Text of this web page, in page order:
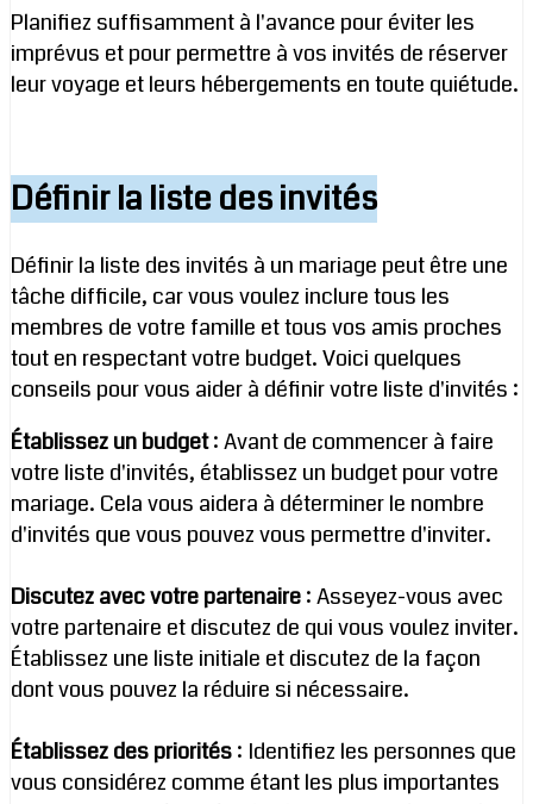
Planifiez suffisamment à l'avance pour éviter les
imprévus et pour permettre à vos invités de réserver
leur voyage et leurs hébergements en toute quiétude.
Définir la liste des invités
Définir la liste des invités à un mariage peut être une
tâche difficile, car vous voulez inclure tous les
membres de votre famille et tous vos amis proches
tout en respectant votre budget. Voici quelques
conseils pour vous aider à définir votre liste d'invités :
Établissez un budget: Avant de commencer à faire
votre liste d'invités, établissez un budget pour votre
mariage. Cela vous aidera à déterminer le nombre
d'invités que vous pouvez vous permettre d'inviter.
Discutez avec votre partenaire: Asseyez-vous avec
votre partenaire et discutez de qui vous voulez inviter.
Établissez une liste initiale et discutez de la façon
dont vous pouvez la réduire si nécessaire.
Établissez des priorités: Identifiez les personnes que
vous considérez comme étant les plus importantes